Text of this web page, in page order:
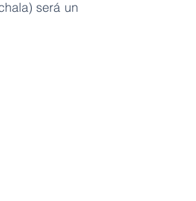
será un